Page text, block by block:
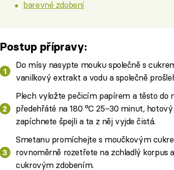
barevné zdobení
Postup přípravy:
Do mísy nasypte mouku společně s
vanilkový extrakt a vodu a společně
Plech vyložte pečicím papírem a těsto do
předehřáté na 180 °C 25–30 minut,
zapíchnete špejli a ta z něj vyjde čistá.
Smetanu promíchejte s moučkovým
rovnoměrně rozetřete na zchladlý korpus
cukrovým zdobením.